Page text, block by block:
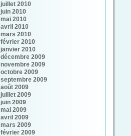
juillet 2010
juin 2010
mai 2010
avril 2010
mars 2010
février 2010
janvier 2010
décembre 2009
novembre 2009
octobre 2009
septembre 2009
août 2009
juillet 2009
juin 2009
mai 2009
avril 2009
mars 2009
février 2009